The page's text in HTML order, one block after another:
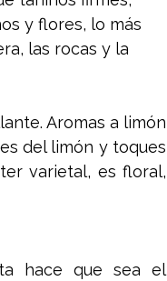
y flores, lo más
las rocas y la
Aromas a limón
del limón y toques
varietal, es floral,
hace que sea el